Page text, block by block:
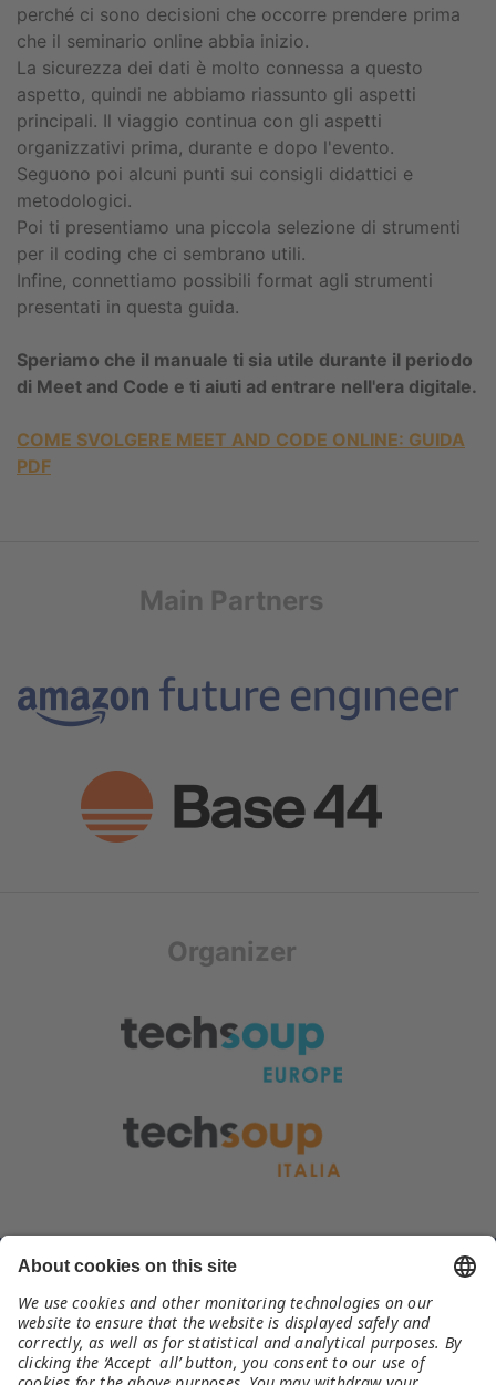
perché ci sono decisioni che occorre prendere prima
che il seminario online abbia inizio.
La sicurezza dei dati è molto connessa a questo
aspetto, quindi ne abbiamo riassunto gli aspetti
principali. Il viaggio continua con gli aspetti
organizzativi prima, durante e dopo l'evento.
Seguono poi alcuni punti sui consigli didattici e
metodologici.
Poi ti presentiamo una piccola selezione di strumenti
per il coding che ci sembrano utili.
Infine, connettiamo possibili format agli strumenti
presentati in questa guida.
Speriamo che il manuale ti sia utile durante il periodo
di Meet and Code e ti aiuti ad entrare nell'era digitale.
COME SVOLGERE MEET AND CODE ONLINE: GUIDA
PDF
Main Partners
Organizer